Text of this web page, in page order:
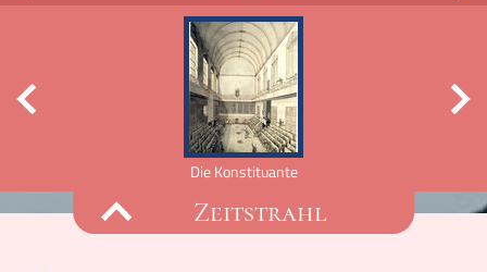
Schulmaterialien
Die Konstituante
Zeitstrahl